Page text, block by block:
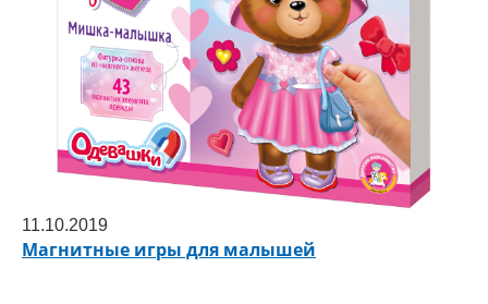
11.10.2019
Магнитные игры для малышей